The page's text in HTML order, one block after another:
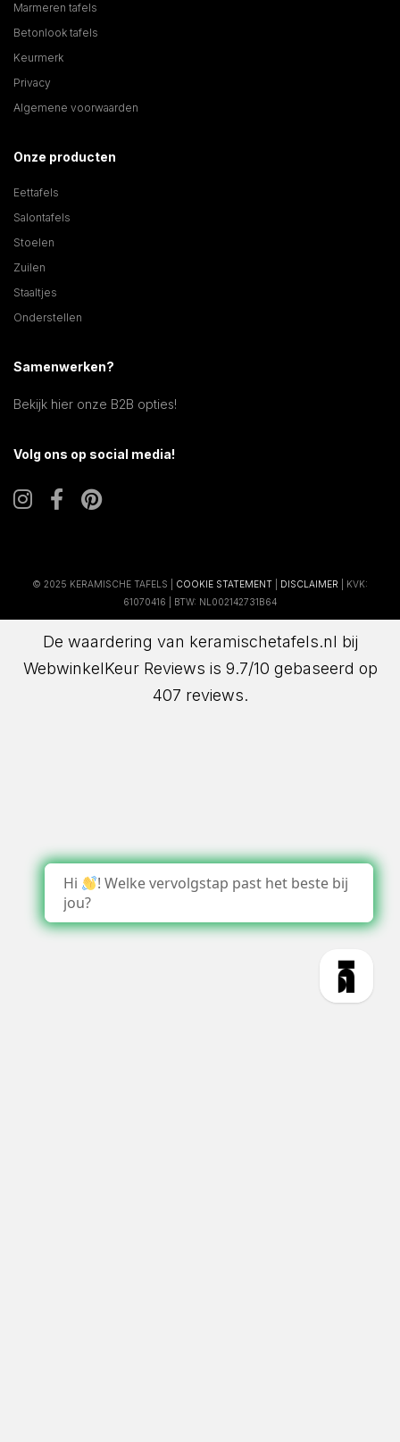
Marmeren tafels
Betonlook tafels
Keurmerk
Privacy
Algemene voorwaarden
Onze producten
Eettafels
Salontafels
Stoelen
Zuilen
Staaltjes
Onderstellen
Samenwerken?
Bekijk hier onze B2B opties!
Volg ons op social media!
© 2025 KERAMISCHE TAFELS | COOKIE STATEMENT DISCLAIMER | KVK:
61070416 | BTW: NL002142731B64
De waardering van keramischetafels.nl bij
WebwinkelKeur Reviews is 9.7/10 gebaseerd op
407 reviews.
Hi
! Welke vervolgstap past het beste bij
jou?